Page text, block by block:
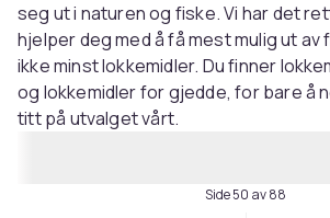
seg ut i naturen og fiske. Vi har det
hjelper deg med å få mest mulig ut av
ikke minst lokkemidler. Du finner
og lokkemidler for gjedde, for bare å
titt på utvalget vårt.
Side 50 av 88